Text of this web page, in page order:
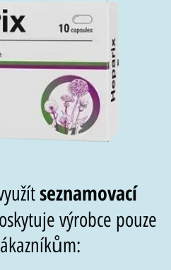
seznamovací
výrobce pouze